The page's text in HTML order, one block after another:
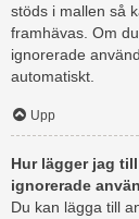
stöds i mallen så
framhävas. Om
ignorerade
automatiskt.
Upp
Hur lägger jag
ignorerade
Du kan lägga till